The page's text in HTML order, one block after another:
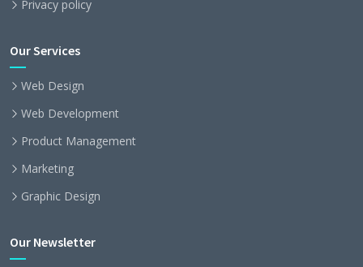
Privacy policy
Our Services
Web Design
Web Development
Product Management
Marketing
Graphic Design
Our Newsletter